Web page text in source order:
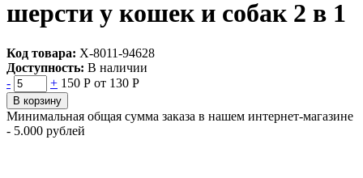
шерсти у кошек и собак 2 в 1
Код товара: Х-8011-94628
Доступность: В наличии
-
+ 150 Р от 130 Р
В корзину
Минимальная общая сумма заказа в нашем интернет-магазине
- 5.000 рублей